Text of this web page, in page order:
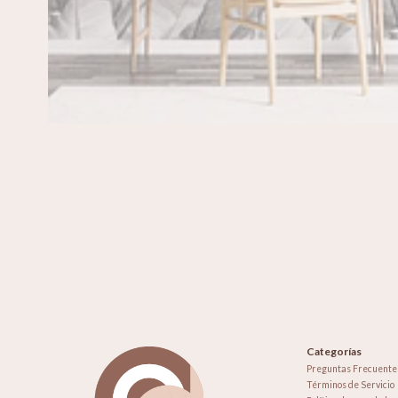
Categorías
Preguntas
Términos de Servicio